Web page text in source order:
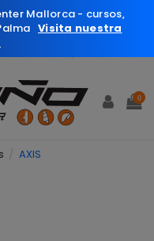
0
AXIS
Mallorca - cursos,
Visita nuestra